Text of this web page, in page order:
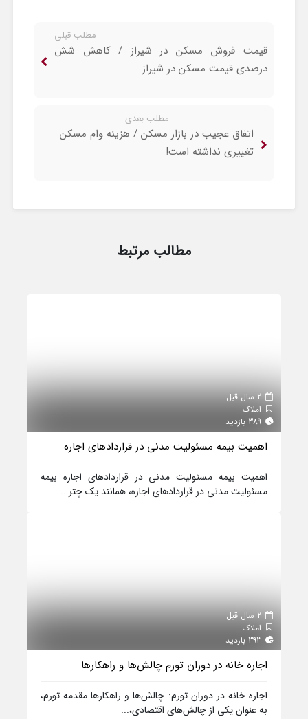
مطلب قبلی
قیمت فروش مسکن در شیراز / کاهش شش
درصدی قیمت مسکن در شیراز
مطلب بعدی
اتفاق عجیب در بازار مسکن / هزینه وام مسکن
تغییری نداشته است!
مطالب مرتبط
املاک
اهمیت بیمه مسئولیت مدنی در قراردادهای اجاره
اهمیت بیمه مسئولیت مدنی در قراردادهای اجاره بیمه
مسئولیت مدنی در قراردادهای اجاره، همانند یک چتر...
املاک
اجاره خانه در دوران تورم چالش‌ها و راهکارها
اجاره خانه در دوران تورم: چالش‌ها و راهکارها مقدمه تورم،
به عنوان یکی از چالش‌های اقتصادی،...